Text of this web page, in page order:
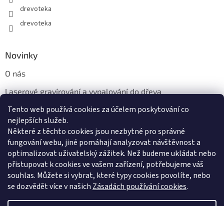
Tento web používá cookies za účelem poskytování co
nejlepších služeb.
Některé z těchto cookies jsou nezbytné pro správné
fungování webu, jiné pomáhají analyzovat návštěvnost a
optimalizovat uživatelský zážitek. Než budeme ukládat nebo
přistupovat k cookies ve vašem zařízení, potřebujeme váš
souhlas. Můžete si vybrat, které typy cookies povolíte, nebo
se dozvědět více v našich Zásadách používání cookies.
drevoteka
drevoteka
Novinky
O nás
Laserové gravírování a vypalování do dřeva
Proč jíst z přírodních dřevěných talířů: Ekologická a Stylová
Volba